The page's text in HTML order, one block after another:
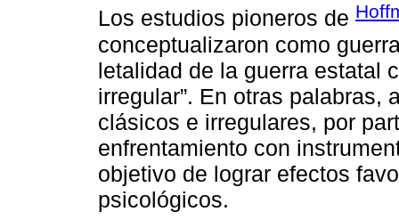
Los estudios pioneros de
conceptualizaron como
letalidad de la guerra estatal
irregular”. En otras palabras,
clásicos e irregulares, por
enfrentamiento con
objetivo de lograr efectos
psicológicos.